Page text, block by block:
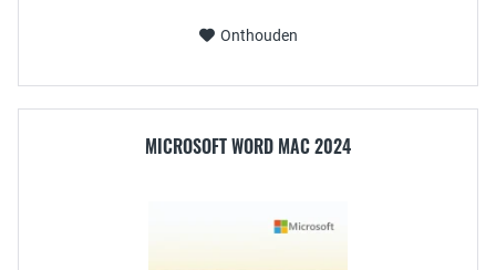
Onthouden
MICROSOFT WORD MAC 2024